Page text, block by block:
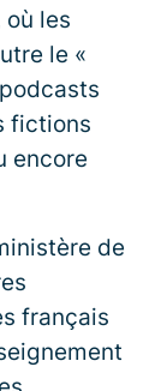
les
le «
fictions
encore
de
français